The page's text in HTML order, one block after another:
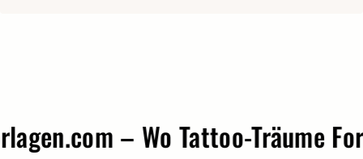
– Wo Tattoo-Träume Form